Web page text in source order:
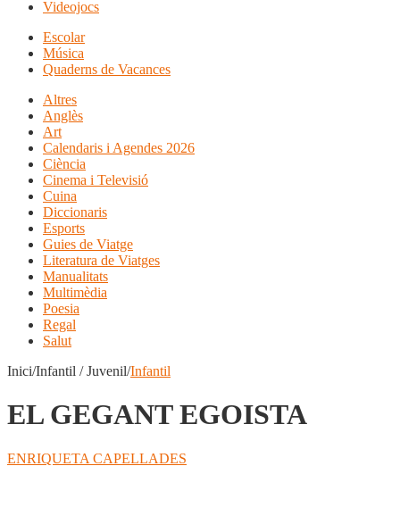
Videojocs
Escolar
Música
Quaderns de Vacances
Altres
Anglès
Art
Calendaris i Agendes 2026
Ciència
Cinema i Televisió
Cuina
Diccionaris
Esports
Guies de Viatge
Literatura de Viatges
Manualitats
Multimèdia
Poesia
Regal
Salut
Inici/Infantil / Juvenil/Infantil
EL GEGANT EGOISTA
ENRIQUETA CAPELLADES